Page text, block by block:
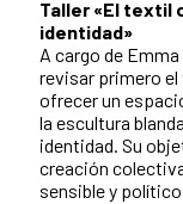
Taller «El textil
identidad»
A cargo de
revisar primero
ofrecer un
la escultura
identidad. Su
creación
sensible y